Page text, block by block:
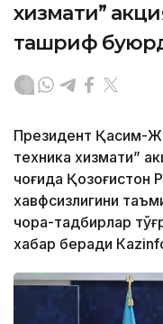
хизмати”
ташриф
Президент Қасим-
техника хизмати”
чоғида Қозоғистон
хавфсизлигини
чора-тадбирлар
хабар беради